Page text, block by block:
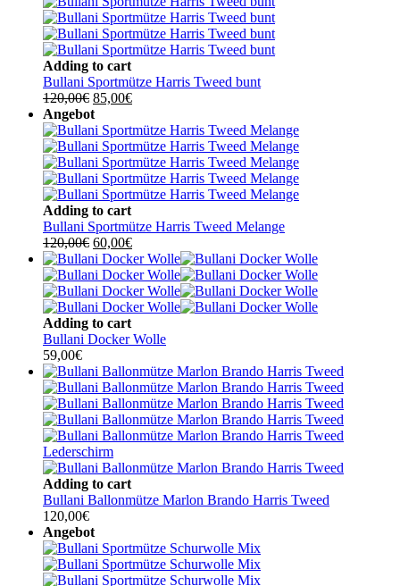
Adding to cart
Bullani Sportmütze Harris Tweed bunt
120,00€ Ursprünglicher
Preis
war:
120,00€
85,00€Aktueller
ist:
85,00€.
Angebot
Adding to cart
Bullani Sportmütze Harris Tweed Melange
120,00€ Ursprünglicher
Preis
war:
120,00€
60,00€Aktueller
Preis
ist:
60,00€.
Adding to cart
Bullani Docker Wolle
59,00€
Adding to cart
Bullani Ballonmütze Marlon Brando Harris Tweed
120,00€
Angebot